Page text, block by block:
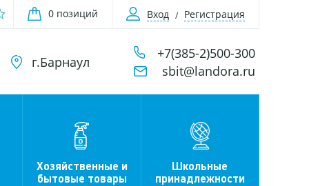
0 позиций Вход Регистрация
г.Барнаул
+7(385-2)500-300
sbit@landora.ru
Хозяйственные и
бытовые товары
Школьные
принадлежности